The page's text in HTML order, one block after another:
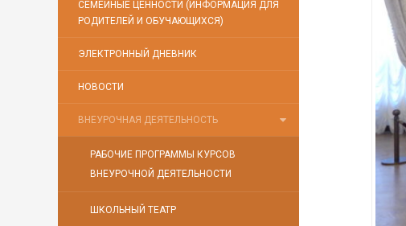
СЕМЕЙНЫЕ ЦЕННОСТИ (ИНФОРМАЦИЯ ДЛЯ
РОДИТЕЛЕЙ И ОБУЧАЮЩИХСЯ)
ЭЛЕКТРОННЫЙ ДНЕВНИК
НОВОСТИ
ВНЕУРОЧНАЯ ДЕЯТЕЛЬНОСТЬ
РАБОЧИЕ ПРОГРАММЫ КУРСОВ
ВНЕУРОЧНОЙ ДЕЯТЕЛЬНОСТИ
ШКОЛЬНЫЙ ТЕАТР